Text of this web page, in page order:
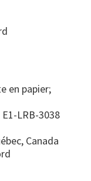
en papier;
E1-LRB-3038
Canada